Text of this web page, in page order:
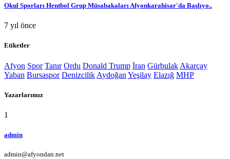
Okul Sporları Hentbol Grup Müsabakaları Afyonkarahisar'da Başlıyo..
7 yıl önce
Etiketler
Afyon Spor Tanır Ordu Donald Trump İran Gürbulak Akarçay
Yaban Bursaspor Denizcilik Aydoğan Yeşilay Elazığ MHP
Yazarlarımız
1
admin
admin@afyondan.net